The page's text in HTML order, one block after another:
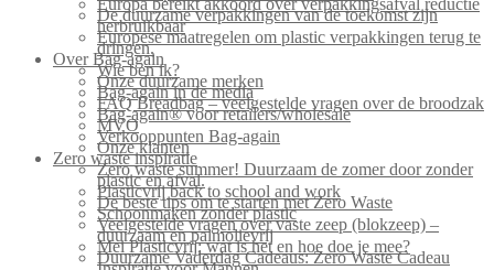
Europa bereikt akkoord over verpakkingsafval reductie
De duurzame verpakkingen van de toekomst zijn
herbruikbaar
Europese maatregelen om plastic verpakkingen terug te
dringen.
Over Bag-again
Wie ben ik?
Onze duurzame merken
Bag-again in de media
FAQ Breadbag – veelgestelde vragen over de broodzak
Bag-again® voor retailers/wholesale
MVO
Verkooppunten Bag-again
Onze klanten
Zero waste inspiratie
Zero waste summer! Duurzaam de zomer door zonder
plastic en afval.
Plasticvrij back to school and work
De beste tips om te starten met Zero Waste
Schoonmaken zonder plastic
Veelgestelde vragen over vaste zeep (blokzeep) –
duurzaam en palmolievrij
Mei Plasticvrij: wat is het en hoe doe je mee?
Duurzame Vaderdag Cadeaus: Zero Waste Cadeau